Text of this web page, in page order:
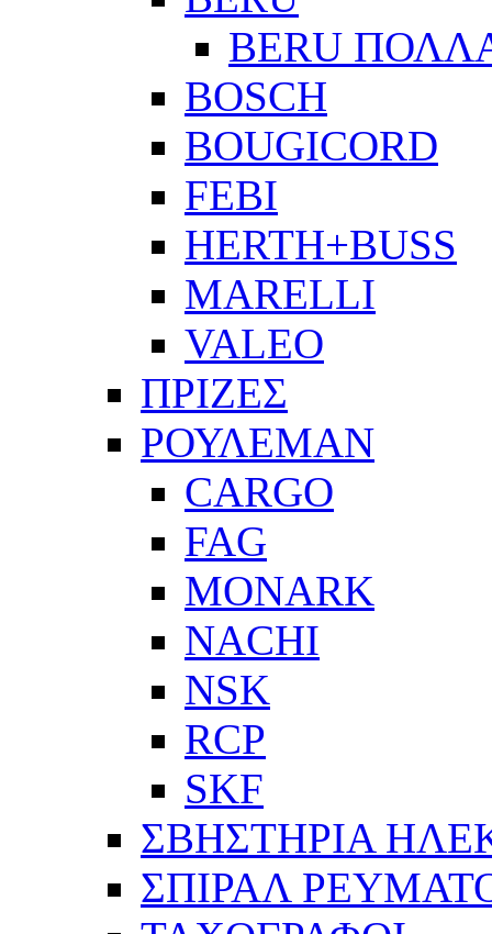
BERU
BOSCH
BOUGICORD
FEBI
HERTH+BUSS
MARELLI
VALEO
ΠΡΙΖΕΣ
ΡΟΥΛΕΜΑΝ
CARGO
FAG
MONARK
NACHI
NSK
RCP
SKF
ΣΒΗΣΤΗΡΙΑ
ΣΠΙΡΑΛ